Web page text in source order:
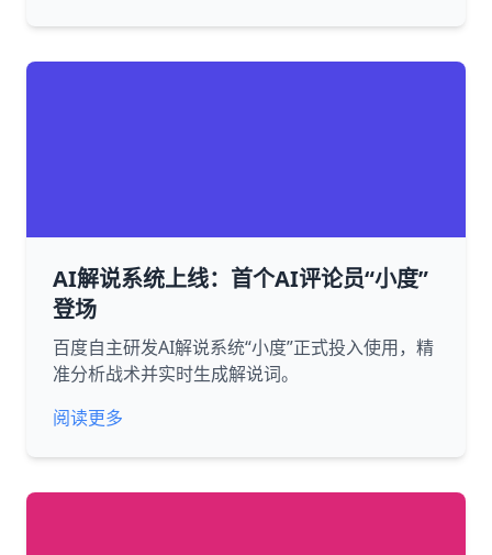
AI解说系统上线：首个AI评论员“小度”
登场
百度自主研发AI解说系统“小度”正式投入使用，精
准分析战术并实时生成解说词。
阅读更多